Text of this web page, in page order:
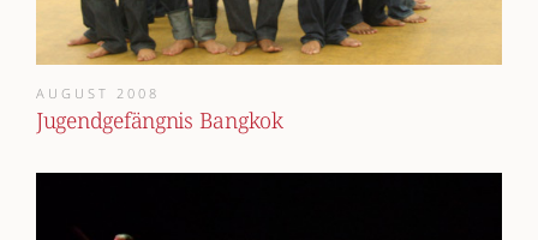
AUGUST 2008
Jugendgefängnis Bangkok